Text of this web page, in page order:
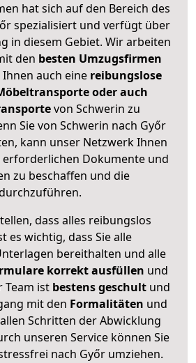
hat sich auf den Bereich des
spezialisiert und verfügt über
in diesem Gebiet. Wir arbeiten
den besten Umzugsfirmen
auch eine reibungslose
oder auch
von Schwerin zu
Sie von Schwerin nach Győr
kann unser Netzwerk Ihnen
erforderlichen Dokumente und
zu beschaffen und die
dass alles reibungslos
es wichtig, dass Sie alle
bereithalten und alle
korrekt ausfüllen und
Team ist bestens geschult und
mit den Formalitäten und
Schritten der Abwicklung
unseren Service können Sie
nach Győr umziehen.